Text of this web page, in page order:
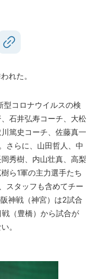
れた。
コロナウイルスの検
石井弘寿コーチ、大松
篤史コーチ、佐藤真一
さらに、山田哲人、中
秀樹、内山壮真、高梨
ら1軍の主力選手たち
スタッフも含めてチー
神戦（神宮）は2試合
（豊橋）から試合が
。